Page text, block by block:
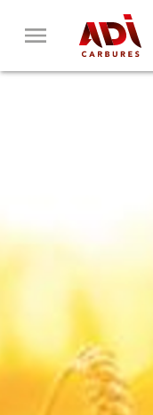
cette fenêtre